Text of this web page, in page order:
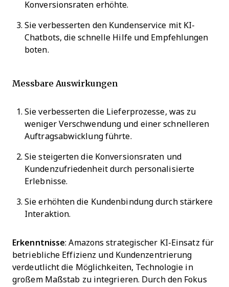
Konversionsraten erhöhte.
Sie verbesserten den Kundenservice mit KI-
Chatbots, die schnelle Hilfe und Empfehlungen
boten.
Messbare Auswirkungen
Sie verbesserten die Lieferprozesse, was zu
weniger Verschwendung und einer schnelleren
Auftragsabwicklung führte.
Sie steigerten die Konversionsraten und
Kundenzufriedenheit durch personalisierte
Erlebnisse.
Sie erhöhten die Kundenbindung durch stärkere
Interaktion.
Erkenntnisse: Amazons strategischer KI-Einsatz für
betriebliche Effizienz und Kundenzentrierung
verdeutlicht die Möglichkeiten, Technologie in
großem Maßstab zu integrieren. Durch den Fokus